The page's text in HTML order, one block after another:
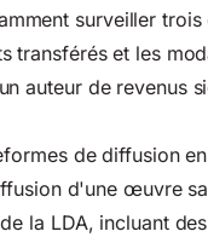
surveiller
transférés et les
auteur de revenus
de diffusion
d'une œuvre
la LDA, incluant